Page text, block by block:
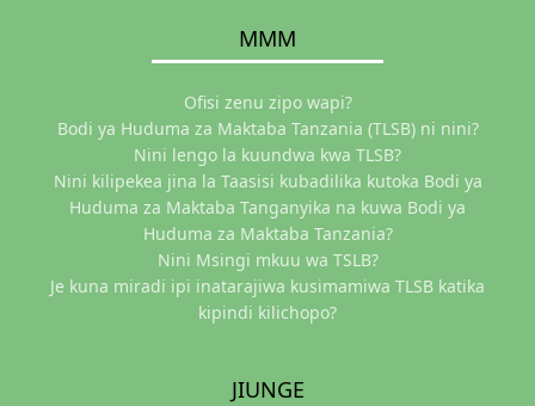
MMM
Ofisi zenu zipo wapi?
Bodi ya Huduma za Maktaba Tanzania (TLSB) ni nini?
Nini lengo la kuundwa kwa TLSB?
Nini kilipekea jina la Taasisi kubadilika kutoka Bodi ya
Huduma za Maktaba Tanganyika na kuwa Bodi ya
Huduma za Maktaba Tanzania?
Nini Msingi mkuu wa TSLB?
Je kuna miradi ipi inatarajiwa kusimamiwa TLSB katika
kipindi kilichopo?
JIUNGE